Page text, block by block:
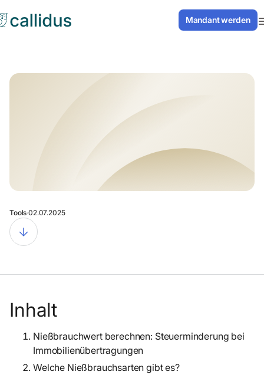
Mandant werden
Mandant werden
Tools·02.07.2025
Mandant werden
Mandant werden
Inhalt
Nießbrauchwert berechnen: Steuerminderung bei
Immobilienübertragungen
Welche Nießbrauchsarten gibt es?